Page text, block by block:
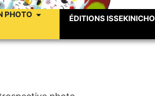
PHOTO ÉDITIONS ISSEKINICHO